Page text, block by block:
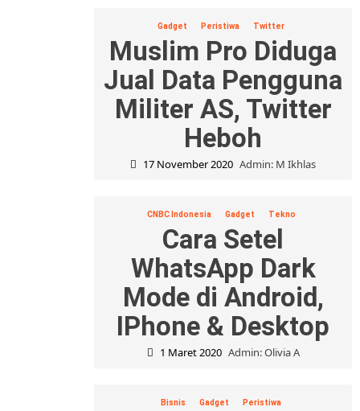
Gadget Peristiwa Twitter
Muslim Pro Diduga
Jual Data Pengguna
Militer AS, Twitter
Heboh
17 November 2020 Admin: M Ikhlas
CNBC Indonesia Gadget Tekno
Cara Setel
WhatsApp Dark
Mode di Android,
IPhone & Desktop
1 Maret 2020 Admin: Olivia A
Bisnis Gadget Peristiwa